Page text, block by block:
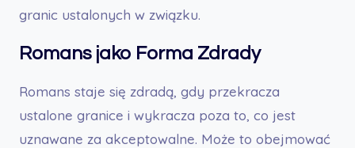
granic ustalonych w związku.
Romans jako Forma Zdrady
Romans staje się zdradą, gdy przekracza
ustalone granice i wykracza poza to, co jest
uznawane za akceptowalne. Może to obejmować